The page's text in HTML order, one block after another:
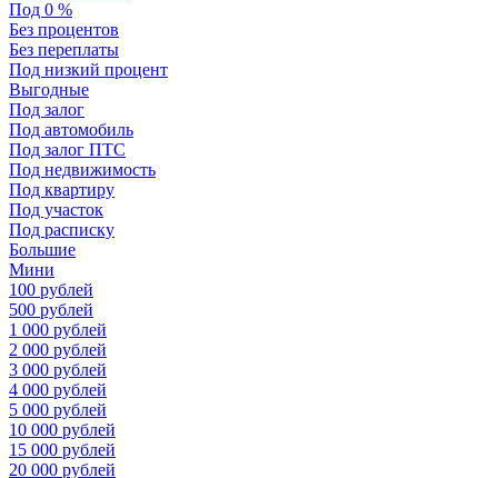
Под 0 %
Без процентов
Без переплаты
Под низкий процент
Выгодные
Под залог
Под автомобиль
Под залог ПТС
Под недвижимость
Под квартиру
Под участок
Под расписку
Большие
Мини
100 рублей
500 рублей
1 000 рублей
2 000 рублей
3 000 рублей
4 000 рублей
5 000 рублей
10 000 рублей
15 000 рублей
20 000 рублей